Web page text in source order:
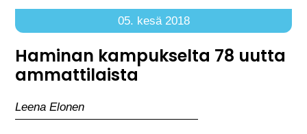
05. kesä 2018
Haminan kampukselta 78 uutta
ammattilaista
Leena Elonen